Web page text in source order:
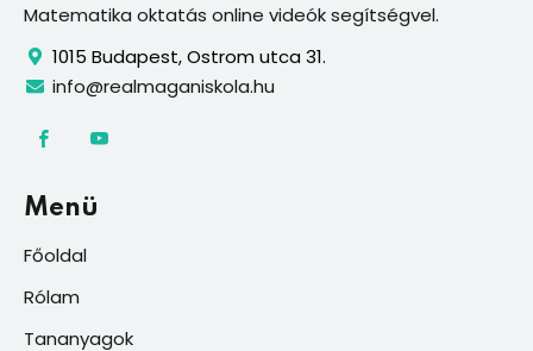
Matematika oktatás online videók segítségvel.
1015 Budapest, Ostrom utca 31.
info@realmaganiskola.hu
Menü
Főoldal
Rólam
Tananyagok